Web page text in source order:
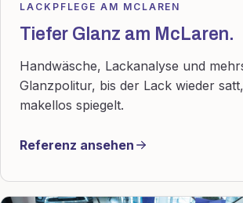
LACKPFLEGE AM MCLAREN
Tiefer Glanz am McLaren.
Handwäsche, Lackanalyse und
Glanzpolitur, bis der Lack wieder
makellos spiegelt.
Referenz ansehen